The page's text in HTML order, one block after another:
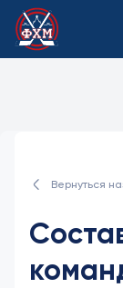
Вернуться